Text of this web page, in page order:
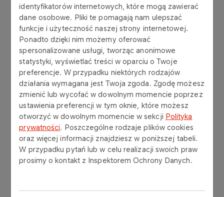
identyfikatorów internetowych, które mogą zawierać
dane osobowe. Pliki te pomagają nam ulepszać
funkcje i użyteczność naszej strony internetowej.
Ponadto dzięki nim możemy oferować
spersonalizowane usługi, tworząc anonimowe
statystyki, wyświetlać treści w oparciu o Twoje
preferencje. W przypadku niektórych rodzajów
działania wymagana jest Twoja zgoda. Zgodę możesz
zmienić lub wycofać w dowolnym momencie poprzez
ustawienia preferencji w tym oknie, które możesz
otworzyć w dowolnym momencie w sekcji Polityka
prywatności. Poszczególne rodzaje plików cookies
oraz więcej informacji znajdziesz w poniższej tabeli.
W przypadku pytań lub w celu realizacji swoich praw
prosimy o kontakt z Inspektorem Ochrony Danych.
AKTUALNOŚCI 21.03.2022
Zaangażujmy się, aby „było nam zielono”
AKTUALNOŚCI 15.03.2022
Pierwsze lekcje pływania za nami
Więcej
AKTUALNOŚCI 04.03.2022
Solidarni z Ukrainą - wspólne świadectwo